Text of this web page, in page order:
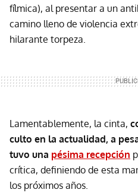
fílmica), al presentar a un
camino lleno de violencia
hilarante torpeza.
Lamentablemente, la cinta,
culto en la actualidad, a
tuvo una pésima recepción
crítica, definiendo de esta
los próximos años.